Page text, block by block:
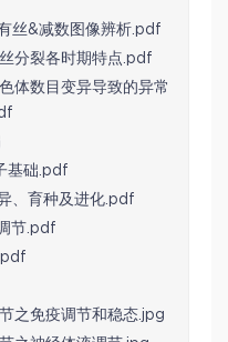
丝&减数图像辨析.pdf
分裂各时期特点.pdf
体数目变异导致的异常
基础.pdf
、育种及进化.pdf
节.pdf
之免疫调节和稳态.jpg